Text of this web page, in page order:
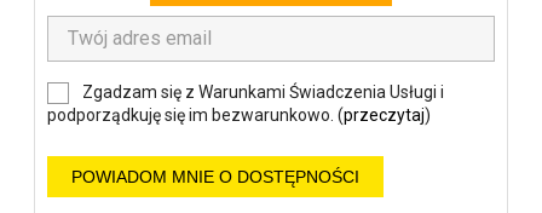
Zgadzam się z Warunkami Świadczenia Usługi i
podporządkuję się im bezwarunkowo. (przeczytaj)
POWIADOM MNIE O DOSTĘPNOŚCI